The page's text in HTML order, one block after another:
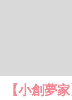
【小創夢